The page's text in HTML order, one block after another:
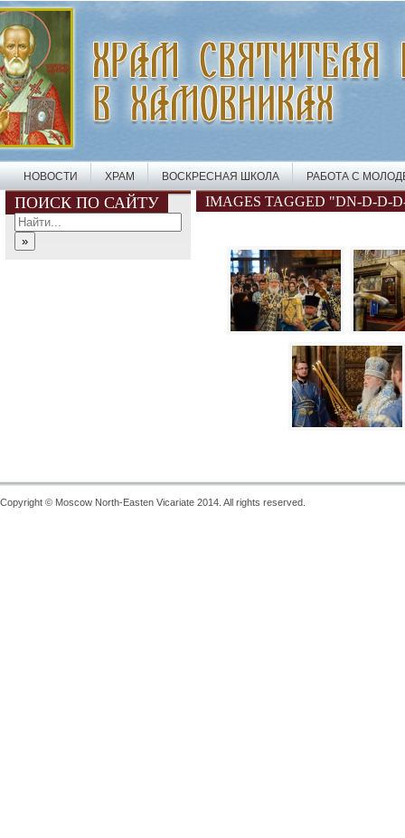
НОВОСТИ ХРАМ ВОСКРЕСНАЯ ШКОЛА РАБОТА С
ПОИСК ПО САЙТУ IMAGES TAGGED "DN-D-D-
Copyright © Moscow North-Easten Vicariate 2014. All rights reserved.